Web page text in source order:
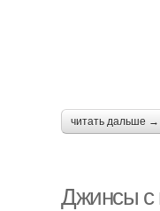
читать дальше →
Джинсы с